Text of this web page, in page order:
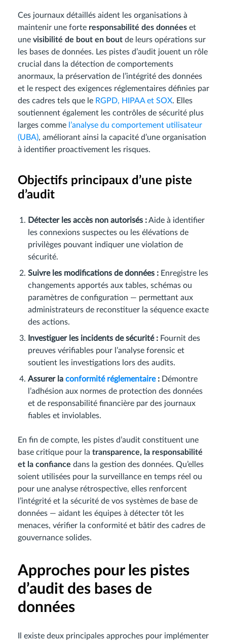
Ces journaux détaillés aident les organisations à
maintenir une forte responsabilité des données et
une visibilité de bout en bout de leurs opérations sur
les bases de données. Les pistes d’audit jouent un rôle
crucial dans la détection de comportements
anormaux, la préservation de l’intégrité des données
et le respect des exigences réglementaires définies par
des cadres tels que le RGPD, HIPAA et SOX. Elles
soutiennent également les contrôles de sécurité plus
larges comme l’analyse du comportement utilisateur
(UBA), améliorant ainsi la capacité d’une organisation
à identifier proactivement les risques.
Objectifs principaux d’une piste
d’audit
Détecter les accès non autorisés :Aide à identifier
les connexions suspectes ou les élévations de
privilèges pouvant indiquer une violation de
sécurité.
Suivre les modifications de données : Enregistre les
changements apportés aux tables, schémas ou
paramètres de configuration — permettant aux
administrateurs de reconstituer la séquence exacte
des actions.
Investiguer les incidents de sécurité : Fournit des
preuves vérifiables pour l’analyse forensic et
soutient les investigations lors des audits.
Assurer la conformité réglementaire: Démontre
l’adhésion aux normes de protection des données
et de responsabilité financière par des journaux
fiables et inviolables.
En fin de compte, les pistes d’audit constituent une
base critique pour la transparence, la responsabilité
et la confiance dans la gestion des données. Qu’elles
soient utilisées pour la surveillance en temps réel ou
pour une analyse rétrospective, elles renforcent
l’intégrité et la sécurité de vos systèmes de base de
données — aidant les équipes à détecter tôt les
menaces, vérifier la conformité et bâtir des cadres de
gouvernance solides.
Approches pour les pistes
d’audit des bases de
données
Il existe deux principales approches pour implémenter